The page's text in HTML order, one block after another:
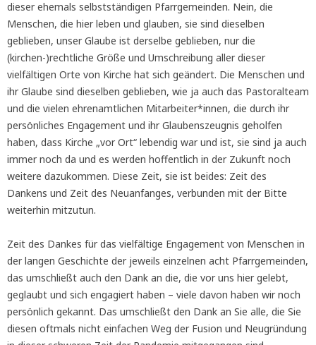
dieser ehemals selbstständigen Pfarrgemeinden. Nein, die
Menschen, die hier leben und glauben, sie sind dieselben
geblieben, unser Glaube ist derselbe geblieben, nur die
(kirchen-)rechtliche Größe und Umschreibung aller dieser
vielfältigen Orte von Kirche hat sich geändert. Die Menschen und
ihr Glaube sind dieselben geblieben, wie ja auch das Pastoralteam
und die vielen ehrenamtlichen Mitarbeiter*innen, die durch ihr
persönliches Engagement und ihr Glaubenszeugnis geholfen
haben, dass Kirche „vor Ort“ lebendig war und ist, sie sind ja auch
immer noch da und es werden hoffentlich in der Zukunft noch
weitere dazukommen. Diese Zeit, sie ist beides: Zeit des
Dankens und Zeit des Neuanfanges, verbunden mit der Bitte
weiterhin mitzutun.
Zeit des Dankes für das vielfältige Engagement von Menschen in
der langen Geschichte der jeweils einzelnen acht Pfarrgemeinden,
das umschließt auch den Dank an die, die vor uns hier gelebt,
geglaubt und sich engagiert haben – viele davon haben wir noch
persönlich gekannt. Das umschließt den Dank an Sie alle, die Sie
diesen oftmals nicht einfachen Weg der Fusion und Neugründung